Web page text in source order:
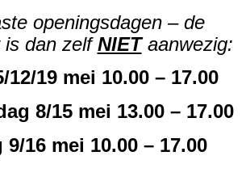
openingsdagen – de
is dan zelfNIETaanwezig:
19 mei 10.00 – 17.00
8/15 mei 13.00 – 17.00
9/16 mei 10.00 – 17.00